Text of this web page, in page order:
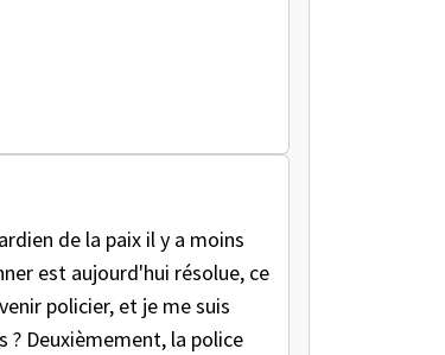
de la paix il y a moins
est aujourd'hui résolue, ce
policier, et je me suis
? Deuxièmement, la police